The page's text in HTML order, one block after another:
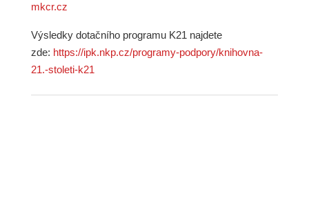
mkcr.cz
Výsledky dotačního programu K21 najdete
zde: https://ipk.nkp.cz/programy-podpory/knihovna-
21.-stoleti-k21